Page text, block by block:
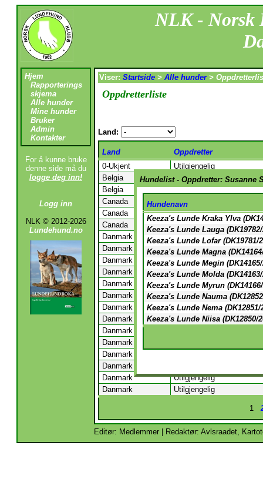
NLK - Norsk
Hjem
Rapporterings
skjema
Alle hunder
Mine hunder
Bruker
Admin
Kontakter
For å kunne bruke
denne side må du
logge deg inn!
Logg inn
NLK © 2012-2026
Lundehund.no
Viser: Startside > Alle hunder>
Oppdretterliste
Land:
Land
Oppdretter
0-Ukjent
Utilgjengelig
Belgia
Utilgjengelig
Belgia
Utilgjengelig
Canada
Utilgjengelig
Canada
Utilgjengelig
Canada
Utilgjengelig
Danmark
Utilgjengelig
Danmark
Utilgjengelig
Danmark
Utilgjengelig
Danmark
Utilgjengelig
Danmark
Utilgjengelig
Danmark
Utilgjengelig
Danmark
Utilgjengelig
Danmark
Hansen, Susanne Stig
Danmark
Danmark
Danmark
Danmark
Danmark
Utilgjengelig
Danmark
Utilgjengelig
1
Hundelist - Oppdretter: Susanne
Hundenavn
Keeza's Lunde Kraka Ylva
Keeza's Lunde Lauga (DK19782/
Keeza's Lunde Lofar (DK19781/
Keeza's Lunde Magna
Keeza's Lunde Megin (DK14165/
Keeza's Lunde Molda (DK14163/
Keeza's Lunde Myrun
Keeza's Lunde Nauma
Keeza's Lunde Nema (DK12851/
Keeza's Lunde Niisa (DK12850/
Editør: Medlemmer | Redaktør: Avlsraadet,